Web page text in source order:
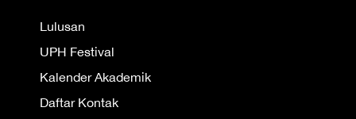
Lulusan
UPH Festival
Kalender Akademik
Daftar Kontak